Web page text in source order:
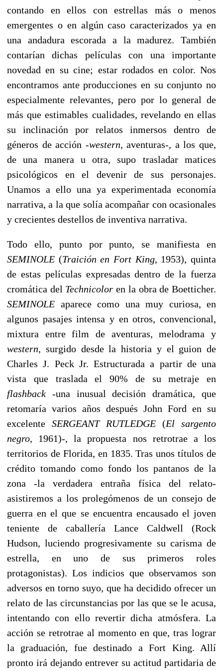
contando en ellos con estrellas más o menos
emergentes o en algún caso caracterizados ya en
una andadura escorada a la madurez. También
contarían dichas películas con una importante
novedad en su cine; estar rodados en color. Nos
encontramos ante producciones en su conjunto no
especialmente relevantes, pero por lo general de
más que estimables cualidades, revelando en ellas
su inclinación por relatos inmersos dentro de
géneros de acción -western, aventuras-, a los que,
de una manera u otra, supo trasladar matices
psicológicos en el devenir de sus personajes.
Unamos a ello una ya experimentada economía
narrativa, a la que solía acompañar con ocasionales
y crecientes destellos de inventiva narrativa.
Todo ello, punto por punto, se manifiesta en
SEMINOLE (Traición en Fort King, 1953), quinta
de estas películas expresadas dentro de la fuerza
cromática del Technicolor en la obra de Boetticher.
SEMINOLE aparece como una muy curiosa, en
algunos pasajes intensa y en otros, convencional,
mixtura entre film de aventuras, melodrama y
western, surgido desde la historia y el guion de
Charles J. Peck Jr. Estructurada a partir de una
vista que traslada el 90% de su metraje en
flashback -una inusual decisión dramática, que
retomaría varios años después John Ford en su
excelente SERGEANT RUTLEDGE (El sargento
negro, 1961)-, la propuesta nos retrotrae a los
territorios de Florida, en 1835. Tras unos títulos de
crédito tomando como fondo los pantanos de la
zona -la verdadera entraña física del relato-
asistiremos a los prolegómenos de un consejo de
guerra en el que se encuentra encausado el joven
teniente de caballería Lance Caldwell (Rock
Hudson, luciendo progresivamente su carisma de
estrella, en uno de sus primeros roles
protagonistas). Los indicios que observamos son
adversos en torno suyo, que ha decidido ofrecer un
relato de las circunstancias por las que se le acusa,
intentando con ello revertir dicha atmósfera. La
acción se retrotrae al momento en que, tras lograr
la graduación, fue destinado a Fort King. Allí
pronto irá dejando entrever su actitud partidaria de